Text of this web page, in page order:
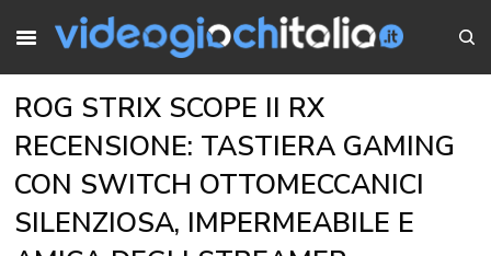
ROG STRIX SCOPE II RX
RECENSIONE: TASTIERA GAMING
CON SWITCH OTTOMECCANICI
SILENZIOSA, IMPERMEABILE E